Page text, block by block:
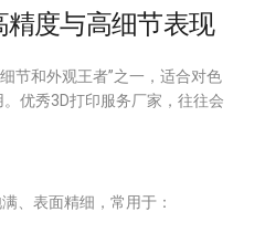
精度与高细节表现
节和外观王者”之一，适合对色
优秀3D打印服务厂家，往往会
、表面精细，常用于：